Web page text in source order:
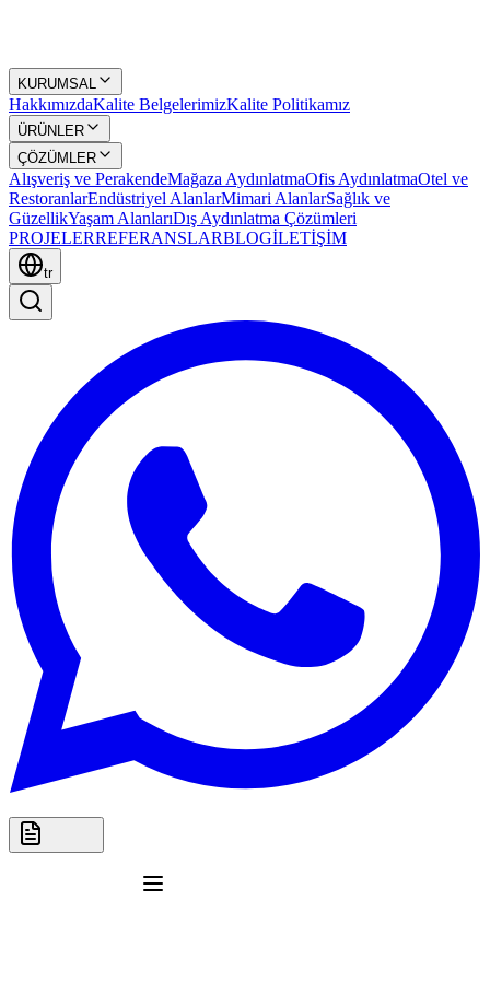
KURUMSAL
HakkımızdaKalite BelgelerimizKalite Politikamız
ÜRÜNLER
ÇÖZÜMLER
Alışveriş ve PerakendeMağaza AydınlatmaOfis AydınlatmaOtel ve
RestoranlarEndüstriyel AlanlarMimari AlanlarSağlık ve
GüzellikYaşam AlanlarıDış Aydınlatma Çözümleri
PROJELERREFERANSLARBLOGİLETİŞİM
tr